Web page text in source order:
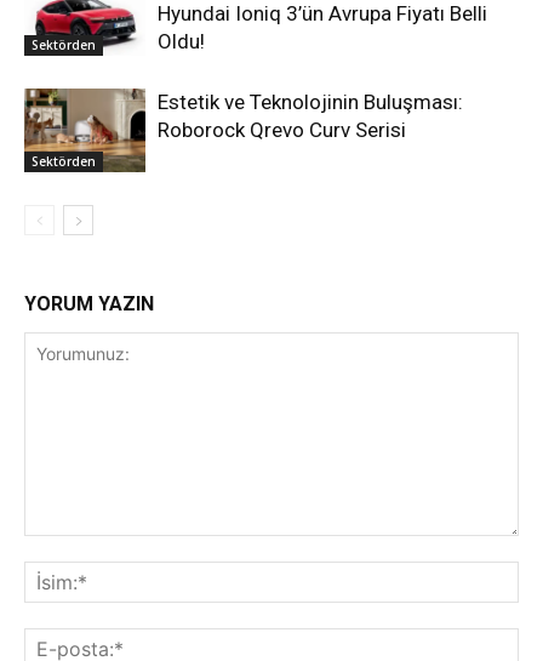
Sektörden
Hyundai Ioniq 3’ün Avrupa Fiyatı Belli
Oldu!
Sektörden
Estetik ve Teknolojinin Buluşması:
Roborock Qrevo Curv Serisi
YORUM YAZIN